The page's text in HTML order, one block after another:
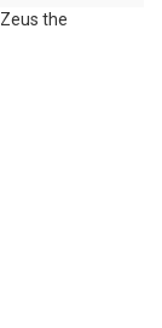
Zeus the